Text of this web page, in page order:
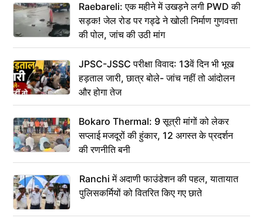
Raebareli: एक महीने में उखड़ने लगी PWD की
सड़क! जेल रोड पर गड्ढे ने खोली निर्माण गुणवत्ता
की पोल, जांच की उठी मांग
JPSC-JSSC परीक्षा विवाद: 13वें दिन भी भूख
हड़ताल जारी, छात्र बोले- जांच नहीं तो आंदोलन
और होगा तेज
Bokaro Thermal: 9 सूत्री मांगों को लेकर
सप्लाई मजदूरों की हुंकार, 12 अगस्त के प्रदर्शन
की रणनीति बनी
Ranchi में अदाणी फाउंडेशन की पहल, यातायात
पुलिसकर्मियों को वितरित किए गए छाते